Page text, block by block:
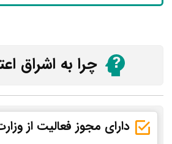
چرا به اشراق
دارای مجوز فعالیت از